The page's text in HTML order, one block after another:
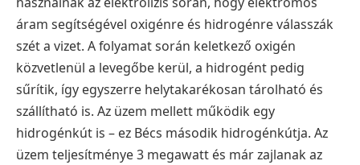
áram segítségével oxigénre és hidrogénre válasszák
szét a vizet. A folyamat során keletkező oxigén
közvetlenül a levegőbe kerül, a hidrogént pedig
sűrítik, így egyszerre helytakarékosan tárolható és
szállítható is. Az üzem mellett működik egy
hidrogénkút is – ez Bécs második hidrogénkútja. Az
üzem teljesítménye 3 megawatt és már zajlanak az